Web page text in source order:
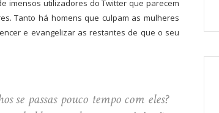
imensos utilizadores do Twitter que parecem
Tanto há homens que culpam as mulheres
e evangelizar as restantes de que o seu
se passas pouco tempo com eles?